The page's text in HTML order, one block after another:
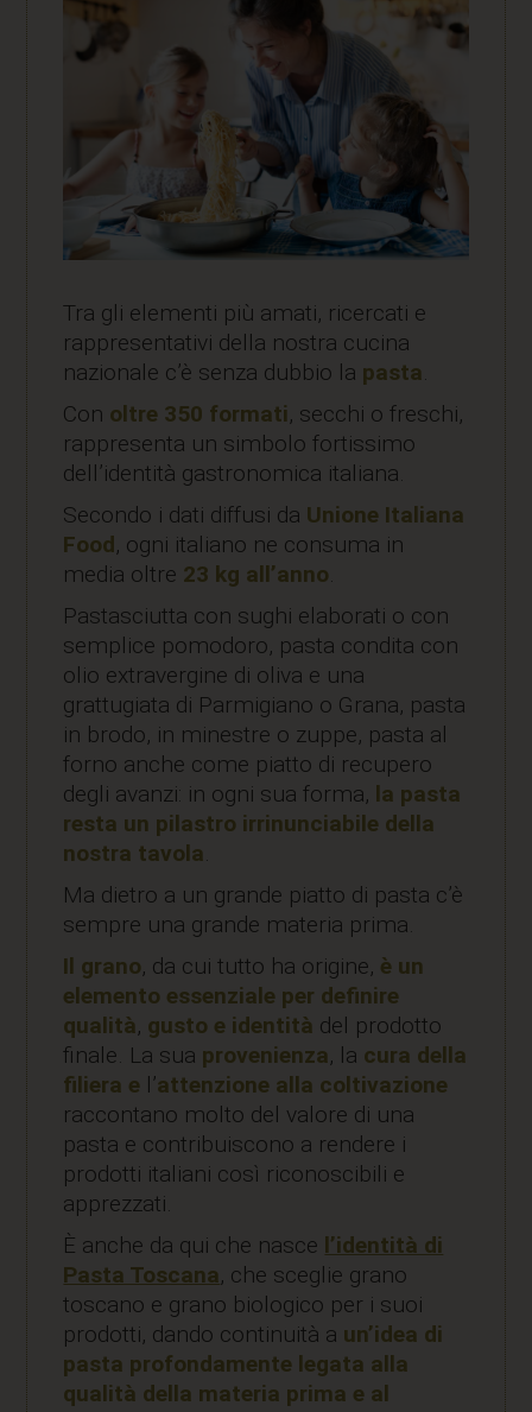
Tra gli elementi più amati, ricercati e
rappresentativi della nostra cucina
nazionale c’è senza dubbio la pasta.
Con oltre 350 formati, secchi o freschi,
rappresenta un simbolo fortissimo
dell’identità gastronomica italiana.
Secondo i dati diffusi da Unione Italiana
Food, ogni italiano ne consuma in
media oltre 23 kg all’anno.
Pastasciutta con sughi elaborati o con
semplice pomodoro, pasta condita con
olio extravergine di oliva e una
grattugiata di Parmigiano o Grana, pasta
in brodo, in minestre o zuppe, pasta al
forno anche come piatto di recupero
degli avanzi: in ogni sua forma, la pasta
resta un pilastro irrinunciabile della
nostra tavola.
Ma dietro a un grande piatto di pasta c’è
sempre una grande materia prima.
Il grano, da cui tutto ha origine, è un
elemento essenziale per definire
qualità, gusto e identità del prodotto
finale. La sua provenienza, la cura della
filiera e l’attenzione alla coltivazione
raccontano molto del valore di una
pasta e contribuiscono a rendere i
prodotti italiani così riconoscibili e
apprezzati.
È anche da qui che nasce l’identità di
Pasta Toscana, che sceglie grano
toscano e grano biologico per i suoi
prodotti, dando continuità a un’idea di
pasta profondamente legata alla
qualità della materia prima e al